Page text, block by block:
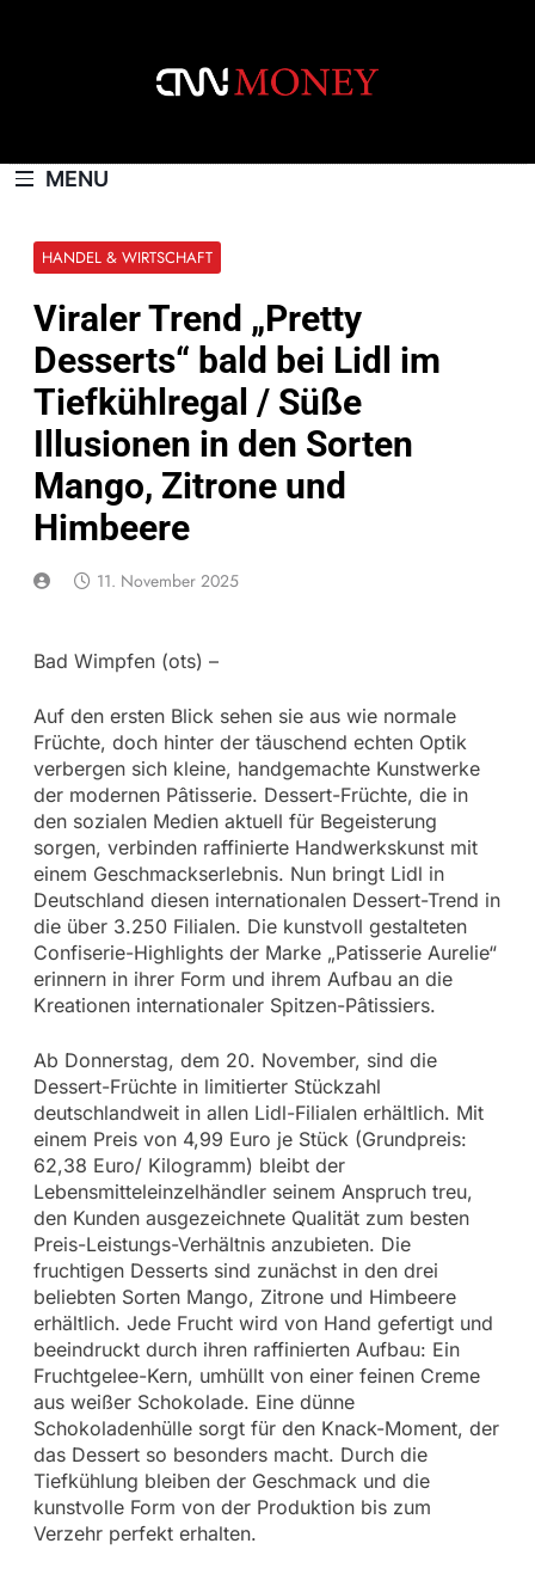
MENU
HANDEL & WIRTSCHAFT
Viraler Trend „Pretty
Desserts“ bald bei Lidl im
Tiefkühlregal / Süße
Illusionen in den Sorten
Mango, Zitrone und
Himbeere
11. November 2025
Bad Wimpfen (ots) –
Auf den ersten Blick sehen sie aus wie normale
Früchte, doch hinter der täuschend echten Optik
verbergen sich kleine, handgemachte Kunstwerke
der modernen Pâtisserie. Dessert-Früchte, die in
den sozialen Medien aktuell für Begeisterung
sorgen, verbinden raffinierte Handwerkskunst mit
einem Geschmackserlebnis. Nun bringt Lidl in
Deutschland diesen internationalen Dessert-Trend in
die über 3.250 Filialen. Die kunstvoll gestalteten
Confiserie-Highlights der Marke „Patisserie Aurelie“
erinnern in ihrer Form und ihrem Aufbau an die
Kreationen internationaler Spitzen-Pâtissiers.
Ab Donnerstag, dem 20. November, sind die
Dessert-Früchte in limitierter Stückzahl
deutschlandweit in allen Lidl-Filialen erhältlich. Mit
einem Preis von 4,99 Euro je Stück (Grundpreis:
62,38 Euro/ Kilogramm) bleibt der
Lebensmitteleinzelhändler seinem Anspruch treu,
den Kunden ausgezeichnete Qualität zum besten
Preis-Leistungs-Verhältnis anzubieten. Die
fruchtigen Desserts sind zunächst in den drei
beliebten Sorten Mango, Zitrone und Himbeere
erhältlich. Jede Frucht wird von Hand gefertigt und
beeindruckt durch ihren raffinierten Aufbau: Ein
Fruchtgelee-Kern, umhüllt von einer feinen Creme
aus weißer Schokolade. Eine dünne
Schokoladenhülle sorgt für den Knack-Moment, der
das Dessert so besonders macht. Durch die
Tiefkühlung bleiben der Geschmack und die
kunstvolle Form von der Produktion bis zum
Verzehr perfekt erhalten.